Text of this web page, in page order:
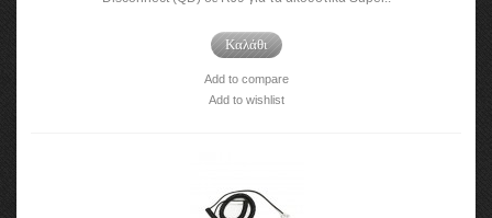
Καλάθι
Add to compare
Add to wishlist